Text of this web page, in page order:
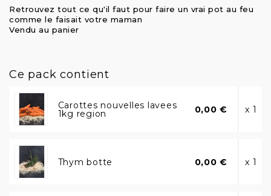
Retrouvez tout ce qu'il faut pour faire un vrai pot au feu
comme le faisait votre maman
Vendu au panier
Ce pack contient
Carottes nouvelles lavees
1kg region 0,00 € x 1
Thym botte 0,00 € x 1